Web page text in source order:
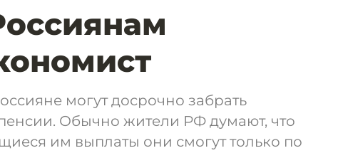
могут досрочно забрать
Обычно жители РФ думают, что
им выплаты они смогут только по